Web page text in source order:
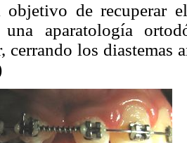
objetivo de recuperar
una aparatología
cerrando los diastemas